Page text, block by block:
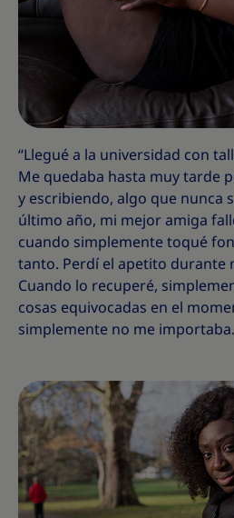
“Llegué a la universidad con
Me quedaba hasta muy tarde
y escribiendo, algo que nunca
último año, mi mejor amiga
cuando simplemente toqué
tanto. Perdí el apetito durante
Cuando lo recuperé,
cosas equivocadas en el
simplemente no me importaba.